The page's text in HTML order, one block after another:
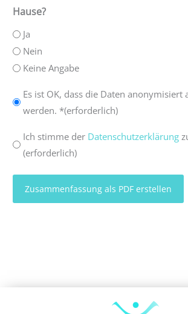
Hause?
Ja
Nein
Keine Angabe
Anonymisierte
Auswertung
Es ist OK, dass die Daten anonymisiert
werden. *(erforderlich)
Datenschutzerklärung
Ich stimme der Datenschutzerklärung
(erforderlich)